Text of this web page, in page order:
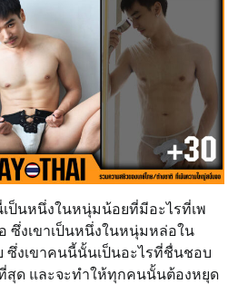
เป็นหนึ่งในหนุ่มน้อยที่มีอะไรที่เพ
ซึ่งเขาเป็นหนึ่งในหนุ่มหล่อใน
ซึ่งเขาคนนี้นั้นเป็นอะไรที่ชื่นชอบ
สุด และจะทำให้ทุกคนนั้นต้องหยุด